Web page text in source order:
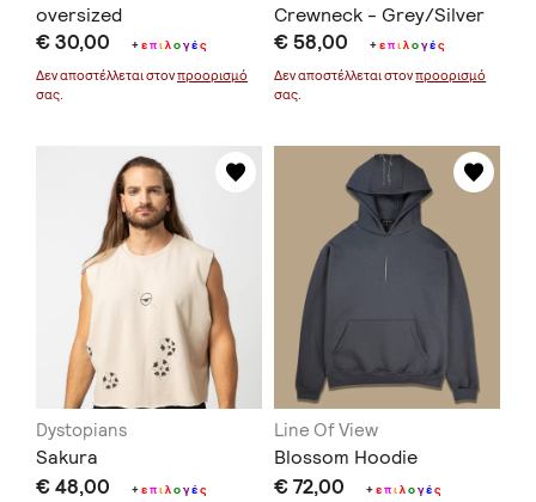
oversized
€ 30,00 +επιλογές
Δεν αποστέλλεται στονπροορισμό
σας.
Crewneck - Grey/Silver
€ 58,00 +επιλογές
Δεν αποστέλλεται στονπροορισμό
σας.
Dystopians
Sakura
€ 48,00 +επιλογές
Line Of View
Blossom Hoodie
€ 72,00 +επιλογές